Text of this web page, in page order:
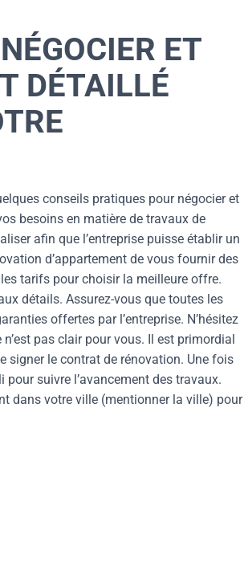
ET
DÉTAILLÉ
conseils pratiques pour négocier et
besoins en matière de travaux de
afin que l’entreprise puisse établir un
d’appartement de vous fournir des
tarifs pour choisir la meilleure offre.
détails. Assurez-vous que toutes les
offertes par l’entreprise. N’hésitez
pas clair pour vous. Il est primordial
signer le contrat de rénovation. Une fois
suivre l’avancement des travaux.
dans votre ville (mentionner la ville) pour